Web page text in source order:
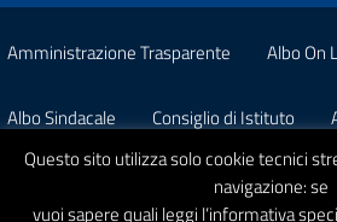
Amministrazione Trasparente Albo On
Albo Sindacale Consiglio di Istituto
Questo sito utilizza solo cookie tecnici
navigazione: se
vuoi sapere quali leggi l’informativa